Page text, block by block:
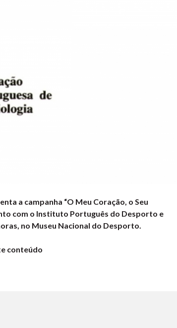
a campanha “O Meu Coração, o Seu
com o Instituto Português do Desporto e
no Museu Nacional do Desporto.
conteúdo